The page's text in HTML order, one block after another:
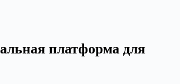
платформа для